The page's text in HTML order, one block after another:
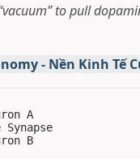
to pull
- Nền Kinh Tế
A
Synapse
B